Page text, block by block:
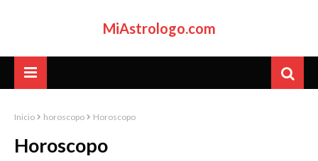
MiAstrologo.com
Inicio horoscopo Horoscopo
Horoscopo